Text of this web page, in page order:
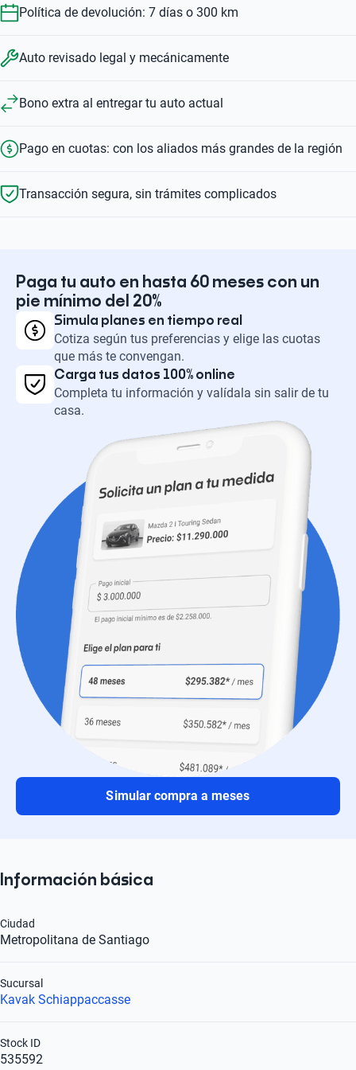
Política de devolución: 7 días o 300 km
Auto revisado legal y mecánicamente
Bono extra al entregar tu auto actual
Pago en cuotas: con los aliados más grandes de la región
Transacción segura, sin trámites complicados
Paga tu auto en hasta 60 meses con un
pie mínimo del 20%
Simula planes en tiempo real
Cotiza según tus preferencias y elige las cuotas
que más te convengan.
Carga tus datos 100% online
Completa tu información y valídala sin salir de tu
casa.
Simular compra a meses
Información básica
Metropolitana de Santiago
Ciudad
Kavak Schiappaccasse
Sucursal
535592
Stock ID